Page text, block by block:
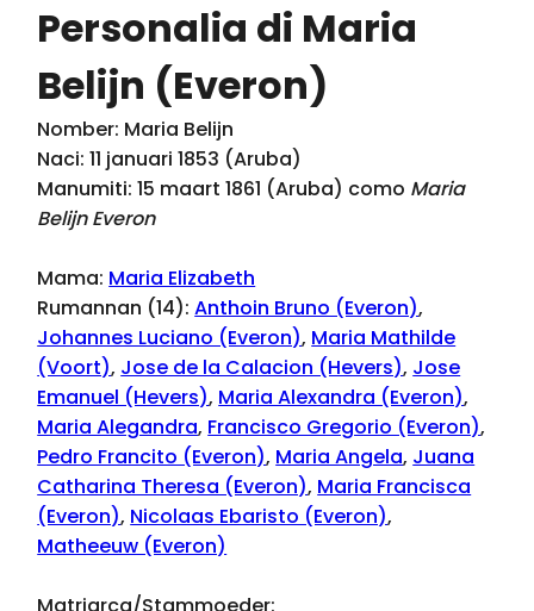
Personalia di Maria
Belijn (Everon)
Nomber: Maria Belijn
Naci: 11 januari 1853 (Aruba)
Manumiti: 15 maart 1861 (Aruba) como Maria
Belijn Everon
Mama: Maria Elizabeth
Rumannan (14):Anthoin Bruno (Everon),
Johannes Luciano (Everon), Maria Mathilde
(Voort), Jose de la Calacion (Hevers), Jose
Emanuel (Hevers), Maria Alexandra (Everon),
Maria Alegandra, Francisco Gregorio (Everon),
Pedro Francito (Everon), Maria Angela, Juana
Catharina Theresa (Everon), Maria Francisca
(Everon), Nicolaas Ebaristo (Everon),
Matheeuw (Everon)